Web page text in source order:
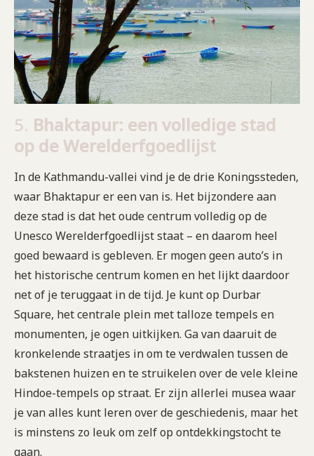
5. Bhaktapur: een volledige stad
op de Werelderfgoedlijst
In de Kathmandu-vallei vind je de drie Koningssteden,
waar Bhaktapur er een van is. Het bijzondere aan
deze stad is dat het oude centrum volledig op de
Unesco Werelderfgoedlijst staat – en daarom heel
goed bewaard is gebleven. Er mogen geen auto’s in
het historische centrum komen en het lijkt daardoor
net of je teruggaat in de tijd. Je kunt op Durbar
Square, het centrale plein met talloze tempels en
monumenten, je ogen uitkijken. Ga van daaruit de
kronkelende straatjes in om te verdwalen tussen de
bakstenen huizen en te struikelen over de vele kleine
Hindoe-tempels op straat. Er zijn allerlei musea waar
je van alles kunt leren over de geschiedenis, maar het
is minstens zo leuk om zelf op ontdekkingstocht te
gaan.